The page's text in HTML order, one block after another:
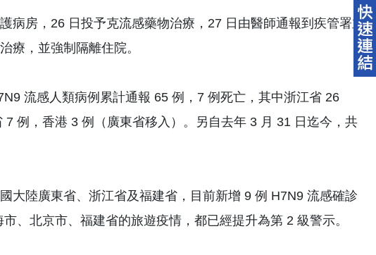
病房，26 日投予克流感藥物治療，27 日由醫師通報到疾管署並
療，並強制隔離住院。
流感人類病例累計通報 65 例，7 例死亡，其中浙江省 26
例，香港 3 例（廣東省移入）。另自去年 3 月 31 日迄今，共
大陸廣東省、浙江省及福建省，目前新增 9 例 H7N9 流感確診
、北京市、福建省的旅遊疫情，都已經提升為第 2 級警示。